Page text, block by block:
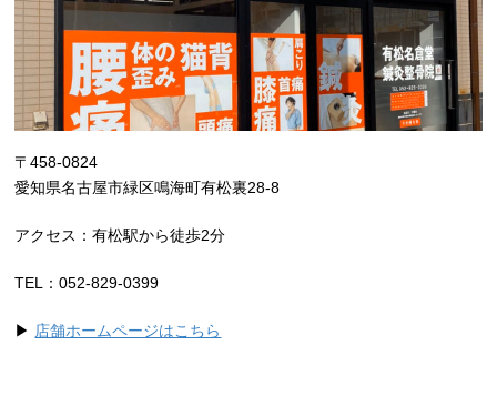
〒458-0824
愛知県名古屋市緑区鳴海町有松裏28-8
アクセス：有松駅から徒歩2分
TEL：052-829-0399
▶ 店舗ホームページはこちら